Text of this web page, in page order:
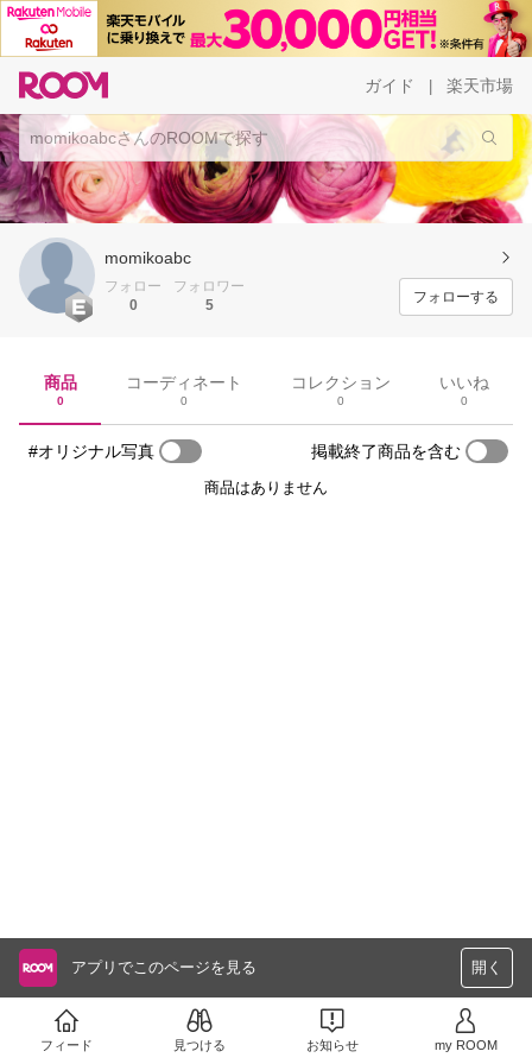
ガイド 楽天市場
momikoabc
フォロー
0
フォロワー
5
フォローする
商品
0
コーディネート
0
コレクション
0
いいね
0
#オリジナル写真 掲載終了商品を含む
商品はありません
アプリでこのページを見る 開く
フィード 見つける お知らせ my ROOM